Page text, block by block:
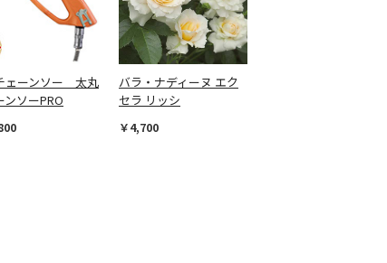
ェーンソー 太丸
ンソーPRO
バラ・ナディーヌ エク
セラ リッシ
￥4,700